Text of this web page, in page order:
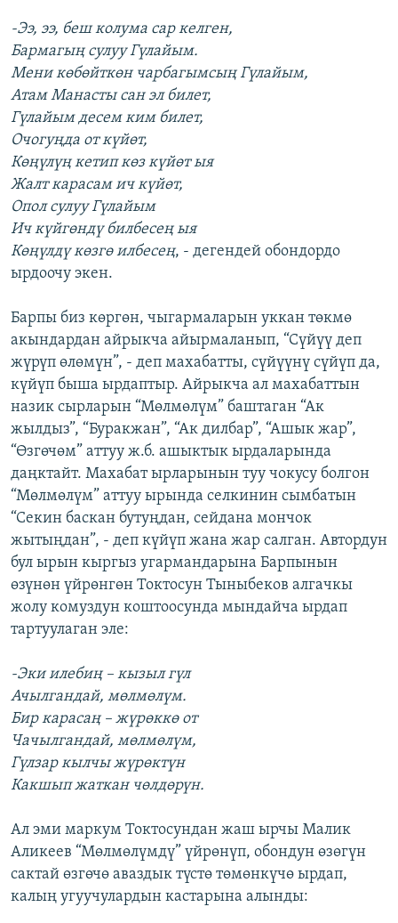
-Ээ, ээ, беш колума сар келген,
Бармагың сулуу Гүлайым.
Мени көбөйткөн чарбагымсың Гүлайым,
Атам Манасты сан эл билет,
Гүлайым десем ким билет,
Очогуңда от күйөт,
Көңүлүң кетип көз күйөт ыя
Жалт карасам ич күйөт,
Опол сулуу Гүлайым
Ич күйгөндү билбесең ыя
Көңүлдү көзгө илбесең, - дегендей обондордо
ырдоочу экен.
Барпы биз көргөн, чыгармаларын уккан төкмө
акындардан айрыкча айырмаланып, “Сүйүү деп
жүрүп өлөмүн”, - деп махабатты, сүйүүнү сүйүп да,
күйүп быша ырдаптыр. Айрыкча ал махабаттын
назик сырларын “Мөлмөлүм” баштаган “Ак
жылдыз”, “Буракжан”, “Ак дилбар”, “Ашык жар”,
“Өзгөчөм” аттуу ж.б. ашыктык ырдаларында
даңктайт. Махабат ырларынын туу чокусу болгон
“Мөлмөлүм” аттуу ырында селкинин сымбатын
“Секин баскан бутуңдан, сейдана мончок
жытыңдан”, - деп күйүп жана жар салган. Автордун
бул ырын кыргыз угармандарына Барпынын
өзүнөн үйрөнгөн Токтосун Тыныбеков алгачкы
жолу комуздун коштоосунда мындайча ырдап
тартуулаган эле:
-Эки илебиң – кызыл гүл
Ачылгандай, мөлмөлүм.
Бир карасаң – жүрөккө от
Чачылгандай, мөлмөлүм,
Гүлзар кылчы жүрөктүн
Какшып жаткан чөлдөрүн.
Ал эми маркум Токтосундан жаш ырчы Малик
Аликеев “Мөлмөлүмдү” үйрөнүп, обондун өзөгүн
сактай өзгөчө аваздык түстө төмөнкүчө ырдап,
калың угуучулардын кастарына алынды: